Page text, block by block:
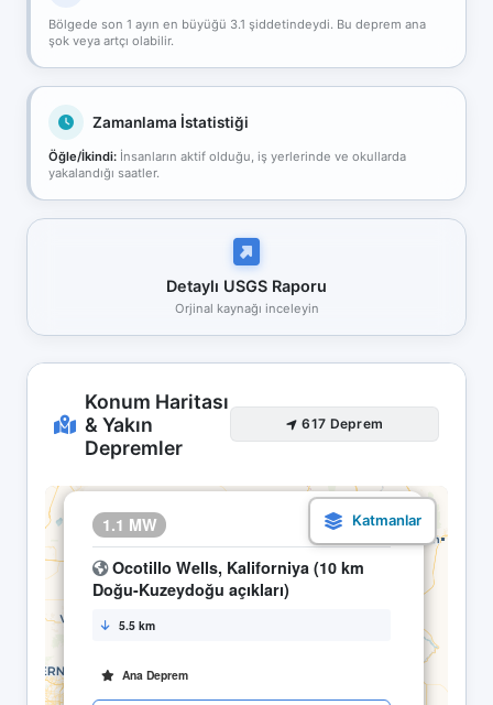
Bölgede son 1 ayın en büyüğü 3.1 şiddetindeydi. Bu deprem ana
şok veya artçı olabilir.
Zamanlama İstatistiği
Öğle/İkindi: İnsanların aktif olduğu, iş yerlerinde ve okullarda
yakalandığı saatler.
Detaylı USGS Raporu
Orjinal kaynağı inceleyin
Konum Haritası
& Yakın
Depremler
617 Deprem
1.1 MW 22.04 14:36
Ocotillo Wells, Kaliforniya (10 km
Doğu-Kuzeydoğu açıkları)
5.5 km
Ana Deprem
×